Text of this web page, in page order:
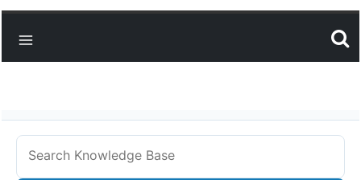
Search
Knowledge